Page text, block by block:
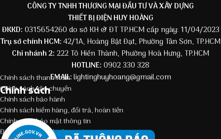
CÔNG TY TNHH THƯƠNG MẠI ĐẦU TƯ VÀ XÂY DỰNG
THIẾT BỊ ĐIỆN HUY HOÀNG
ĐKKD: 0315654260 do sở KH & ĐT TP.HCM cấp ngày: 11/04/2023
Trụ sở chính HCM:42/1A, Hoàng Bật Đạt, Phường Tân Sơn, TP.HCM
Chi nhánh 2: 222 Tô Hiến Thành, Phường Hoà Hưng, TP.HCM
HOTLINE: 0902 330 328
EMAIL:lightinghuyhoang@gmail.com
Chính sách
Chính sách thanh toán
Chính sách vận chuyển
Chính sách bảo hành
Chính sách kiểm hàng, đổi trả, hoàn tiền
Chính sách bảo mật thông tin
Điều kiện giao dịch chung